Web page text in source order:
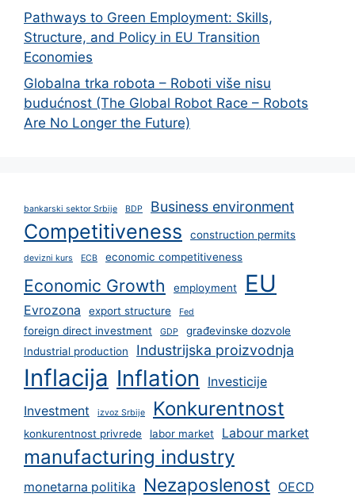
Pathways to Green Employment: Skills,
Structure, and Policy in EU Transition
Economies
Globalna trka robota – Roboti više nisu
budućnost (The Global Robot Race – Robots
Are No Longer the Future)
bankarski sektor Srbije BDP Business environment
Competitiveness construction permits
devizni kurs ECB economic competitiveness
Economic Growth employment EU
Evrozona export structure Fed
foreign direct investment GDP
građevinske dozvole
Industrial production
Industrijska proizvodnja
Inflacija Inflation
Investicije
Investment
izvoz Srbije Konkurentnost
konkurentnost privrede labor market Labour market
manufacturing industry
monetarna politika Nezaposlenost OECD